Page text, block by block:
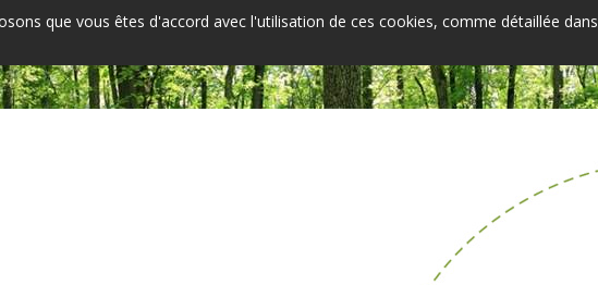
que vous êtes d'accord avec l'utilisation de ces cookies, comme détaillée dans